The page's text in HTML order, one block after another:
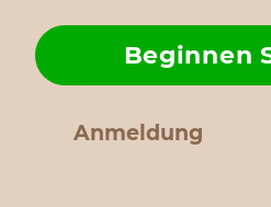
Anmeldung
Beginnen